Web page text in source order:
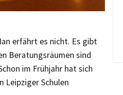
erfährt es nicht. Es gibt
Beratungsräumen sind
im Frühjahr hat sich
Leipziger Schulen